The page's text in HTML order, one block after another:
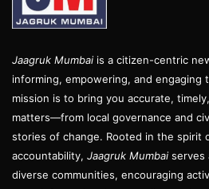
Jaagruk Mumbai is a citizen-centric
informing, empowering, and engaging
mission is to bring you accurate,
matters—from local governance and
stories of change. Rooted in the spirit
accountability, Jaagruk Mumbai serves
diverse communities, encouraging